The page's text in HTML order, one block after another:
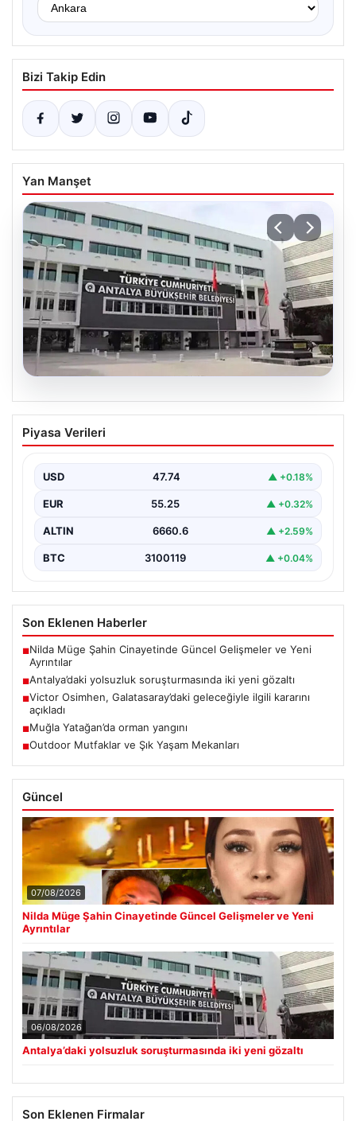
Bizi Takip Edin
Yan Manşet
06.08.2026
Antalya’daki yolsuzluk soruşturmasında
iki yeni gözaltı
Yeni Gözaltı İşlemi", "content": "Antalya Büyükşehir
Belediyesi'ne yönelik…
Piyasa Verileri
USD 47.74 ▲ +0.18%
EUR 55.25 ▲ +0.32%
ALTIN 6660.6 ▲ +2.59%
BTC 3100119 ▲ +0.04%
Son Eklenen Haberler
■Nilda Müge Şahin Cinayetinde Güncel Gelişmeler ve Yeni
Ayrıntılar
■Antalya’daki yolsuzluk soruşturmasında iki yeni gözaltı
■Victor Osimhen, Galatasaray’daki geleceğiyle ilgili kararını
açıkladı
■Muğla Yatağan’da orman yangını
■Outdoor Mutfaklar ve Şık Yaşam Mekanları
Güncel
07/08/2026
Nilda Müge Şahin Cinayetinde Güncel Gelişmeler ve Yeni
Ayrıntılar
06/08/2026
Antalya’daki yolsuzluk soruşturmasında iki yeni gözaltı
Son Eklenen Firmalar